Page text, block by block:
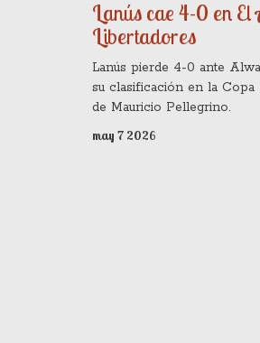
Lanús cae 4-0 en
Libertadores
Lanús pierde 4-0 ante
su clasificación en la
de Mauricio Pellegrino.
may 7 2026